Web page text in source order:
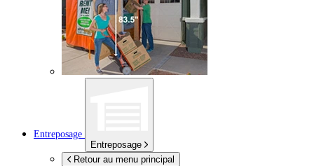
Entreposage
Entreposage
Retour au menu principal